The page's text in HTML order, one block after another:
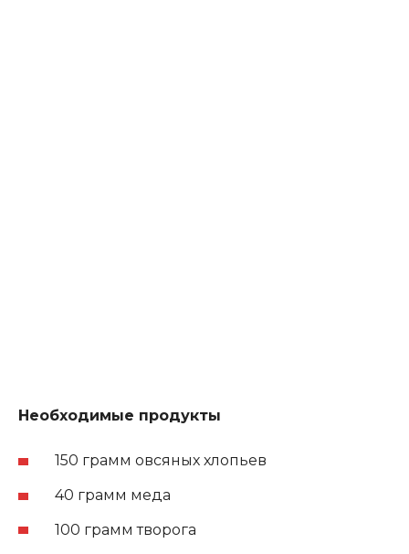
Необходимые продукты
150 грамм овсяных хлопьев
40 грамм меда
100 грамм творога